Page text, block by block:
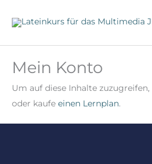
Inhalt
Mein Konto
Um auf diese Inhalte zuzugreifen,
oder kaufe einen Lernplan.